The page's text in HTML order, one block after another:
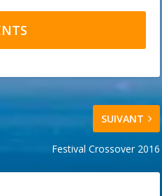
SUIVANT
Festival Crossover 2016